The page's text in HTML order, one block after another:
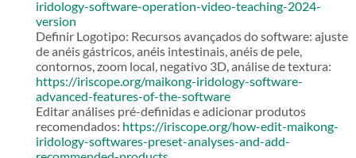
iridology-software-operation-video-teaching-2024-
version
Definir Logotipo: Recursos avançados do software: ajuste
de anéis gástricos, anéis intestinais, anéis de pele,
contornos, zoom local, negativo 3D, análise de textura:
https://iriscope.org/maikong-iridology-software-
advanced-features-of-the-software
Editar análises pré-definidas e adicionar produtos
recomendados: https://iriscope.org/how-edit-maikong-
iridology-softwares-preset-analyses-and-add-